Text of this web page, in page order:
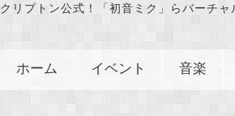
クリプトン公式！「初音ミク」らバーチ
ホーム イベント 音楽